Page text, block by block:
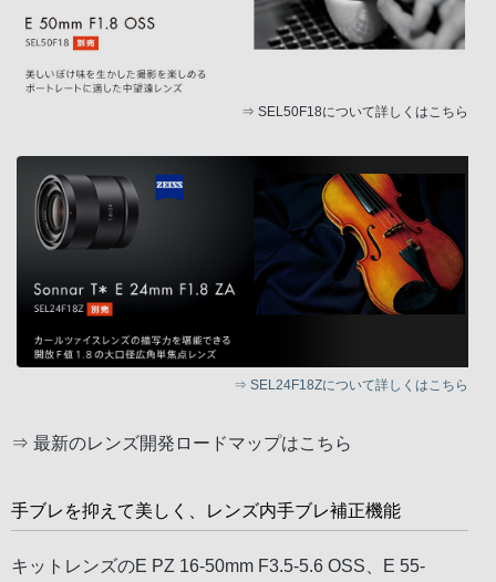
⇒ SEL50F18について詳しくはこちら
⇒ SEL24F18Zについて詳しくはこちら
⇒ 最新のレンズ開発ロードマップはこちら
手ブレを抑えて美しく、レンズ内手ブレ補正機能
キットレンズのE PZ 16-50mm F3.5-5.6 OSS、E 55-